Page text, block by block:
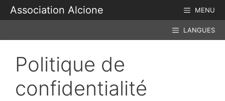
Aller
au
Association Alcione MENU
LANGUES
Politique de
confidentialité